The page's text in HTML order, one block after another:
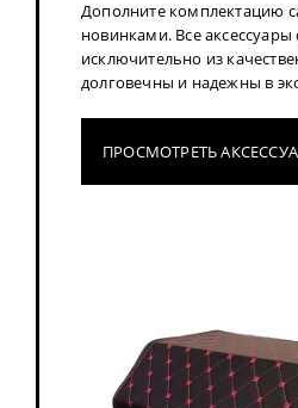
Дополните комплектацию
новинками. Все аксессуары
исключительно из
долговечны и надежны в
ПРОСМОТРЕТЬ